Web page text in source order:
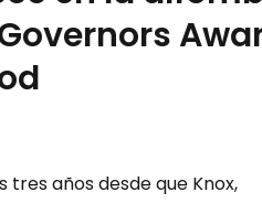
tres años desde que Knox,